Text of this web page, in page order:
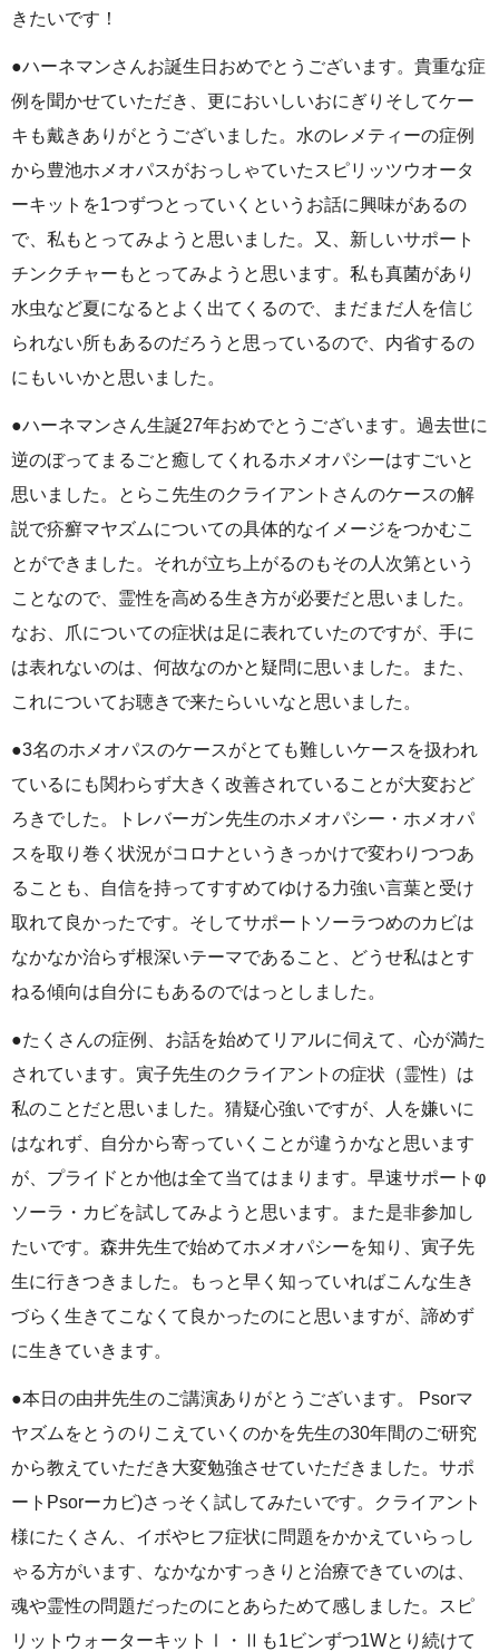
きたいです！
●ハーネマンさんお誕生日おめでとうございます。貴重な症
例を聞かせていただき、更においしいおにぎりそしてケー
キも戴きありがとうございました。水のレメティーの症例
から豊池ホメオパスがおっしゃていたスピリッツウオータ
ーキットを1つずつとっていくというお話に興味があるの
で、私もとってみようと思いました。又、新しいサポート
チンクチャーもとってみようと思います。私も真菌があり
水虫など夏になるとよく出てくるので、まだまだ人を信じ
られない所もあるのだろうと思っているので、内省するの
にもいいかと思いました。
●ハーネマンさん生誕27年おめでとうございます。過去世に
逆のぼってまるごと癒してくれるホメオパシーはすごいと
思いました。とらこ先生のクライアントさんのケースの解
説で疥癬マヤズムについての具体的なイメージをつかむこ
とができました。それが立ち上がるのもその人次第という
ことなので、霊性を高める生き方が必要だと思いました。
なお、爪についての症状は足に表れていたのですが、手に
は表れないのは、何故なのかと疑問に思いました。また、
これについてお聴きで来たらいいなと思いました。
●3名のホメオパスのケースがとても難しいケースを扱われ
ているにも関わらず大きく改善されていることが大変おど
ろきでした。トレバーガン先生のホメオパシー・ホメオパ
スを取り巻く状況がコロナというきっかけで変わりつつあ
ることも、自信を持ってすすめてゆける力強い言葉と受け
取れて良かったです。そしてサポートソーラつめのカビは
なかなか治らず根深いテーマであること、どうせ私はとす
ねる傾向は自分にもあるのではっとしました。
●たくさんの症例、お話を始めてリアルに伺えて、心が満た
されています。寅子先生のクライアントの症状（霊性）は
私のことだと思いました。猜疑心強いですが、人を嫌いに
はなれず、自分から寄っていくことが違うかなと思います
が、プライドとか他は全て当てはまります。早速サポートφ
ソーラ・カビを試してみようと思います。また是非参加し
たいです。森井先生で始めてホメオパシーを知り、寅子先
生に行きつきました。もっと早く知っていればこんな生き
づらく生きてこなくて良かったのにと思いますが、諦めず
に生きていきます。
●本日の由井先生のご講演ありがとうございます。 Psorマ
ヤズムをとうのりこえていくのかを先生の30年間のご研究
から教えていただき大変勉強させていただきました。サポ
ートPsorーカビ)さっそく試してみたいです。クライアント
様にたくさん、イボやヒフ症状に問題をかかえていらっし
ゃる方がいます、なかなかすっきりと治療できていのは、
魂や霊性の問題だったのにとあらためて感しました。スピ
リットウォーターキットⅠ・Ⅱも1ビンずつ1Wとり続けて